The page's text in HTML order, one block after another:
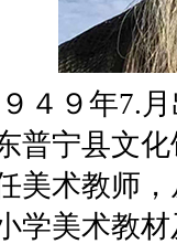
９４９年7.
普宁县文
美术教师
学美术教